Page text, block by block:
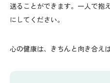
送ることができます。一人で抱
にしてください。
心の健康は、きちんと向き合え